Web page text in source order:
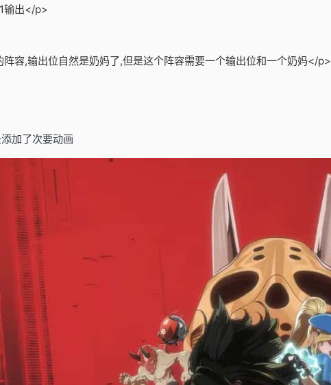
输出</p>
容,输出位自然是奶妈了,但是这个阵容需要一个输出位和一个奶妈</p>
加了次要动画